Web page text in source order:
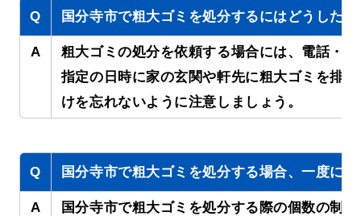
Q 国分寺市で粗大ゴミを処分するにはどうした
A
粗大ゴミの処分を依頼する場合には、電話・
指定の日時に家の玄関や軒先に粗大ゴミを排
けを忘れないように注意しましょう。
Q 国分寺市で粗大ゴミを処分する場合、一度に
A
国分寺市で粗大ゴミを処分する際の個数の制